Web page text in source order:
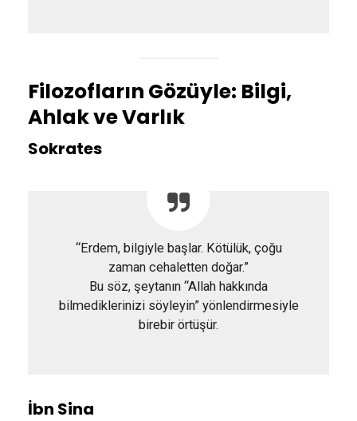
Filozofların Gözüyle: Bilgi,
Ahlak ve Varlık
Sokrates
“Erdem, bilgiyle başlar. Kötülük, çoğu
zaman cehaletten doğar.”
Bu söz, şeytanın “Allah hakkında
bilmediklerinizi söyleyin” yönlendirmesiyle
birebir örtüşür.
İbn Sina